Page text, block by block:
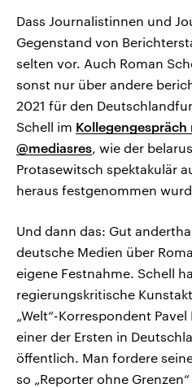
Dass Journalistinnen und
Gegenstand von
selten vor. Auch Roman
sonst nur über andere
2021 für den
Schell im
@mediasres, wie der
Protasewitsch spektakulär
heraus festgenommen
Und dann das: Gut
deutsche Medien über
eigene Festnahme. Schell
regierungskritische
„Welt“-Korrespondent
einer der Ersten in
öffentlich. Man fordere
so „Reporter ohne